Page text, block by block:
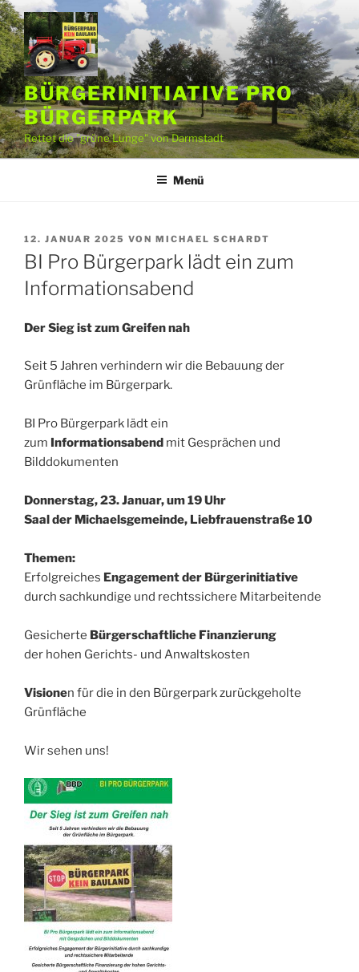
Zum
Inhalt
springen
BÜRGERINITIATIVE PRO
BÜRGERPARK
Rettet die "grüne Lunge" von Darmstadt
Menü
VERÖFFENTLICHT
AM
12. JANUAR 2025 VON MICHAEL SCHARDT
BI Pro Bürgerpark lädt ein zum
Informationsabend
Der Sieg ist zum Greifen nah
Seit 5 Jahren verhindern wir die Bebauung der
Grünfläche im Bürgerpark.
BI Pro Bürgerpark lädt ein
zum Informationsabend mit Gesprächen und
Bilddokumenten
Donnerstag, 23. Januar, um 19 Uhr
Saal der Michaelsgemeinde, Liebfrauenstraße 10
Themen:
Erfolgreiches Engagement der Bürgerinitiative
durch sachkundige und rechtssichere Mitarbeitende
Gesicherte Bürgerschaftliche Finanzierung
der hohen Gerichts- und Anwaltskosten
Visionen für die in den Bürgerpark zurückgeholte
Grünfläche
Wir sehen uns!